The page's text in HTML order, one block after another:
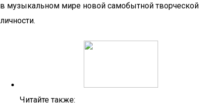
в музыкальном мире новой самобытной творческой
личности.
Читайте также: